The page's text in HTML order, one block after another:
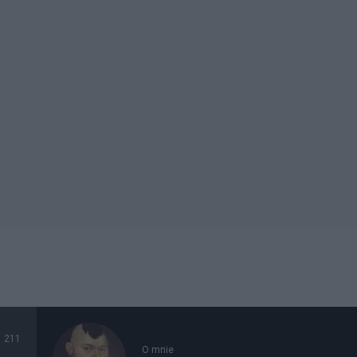
211
O mnie